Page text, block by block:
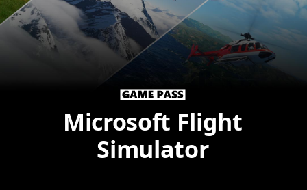
Microsoft Flight
Simulator